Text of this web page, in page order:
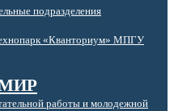
подразделения
«Кванториум» МПГУ
работы и молодежной